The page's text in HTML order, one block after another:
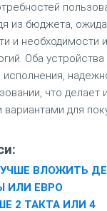
из бюджета,
и необходимости
Оба
что делает
для
ВЛОЖИТЬ
ИЛИ ЕВРО
2 ТАКТА ИЛИ 4